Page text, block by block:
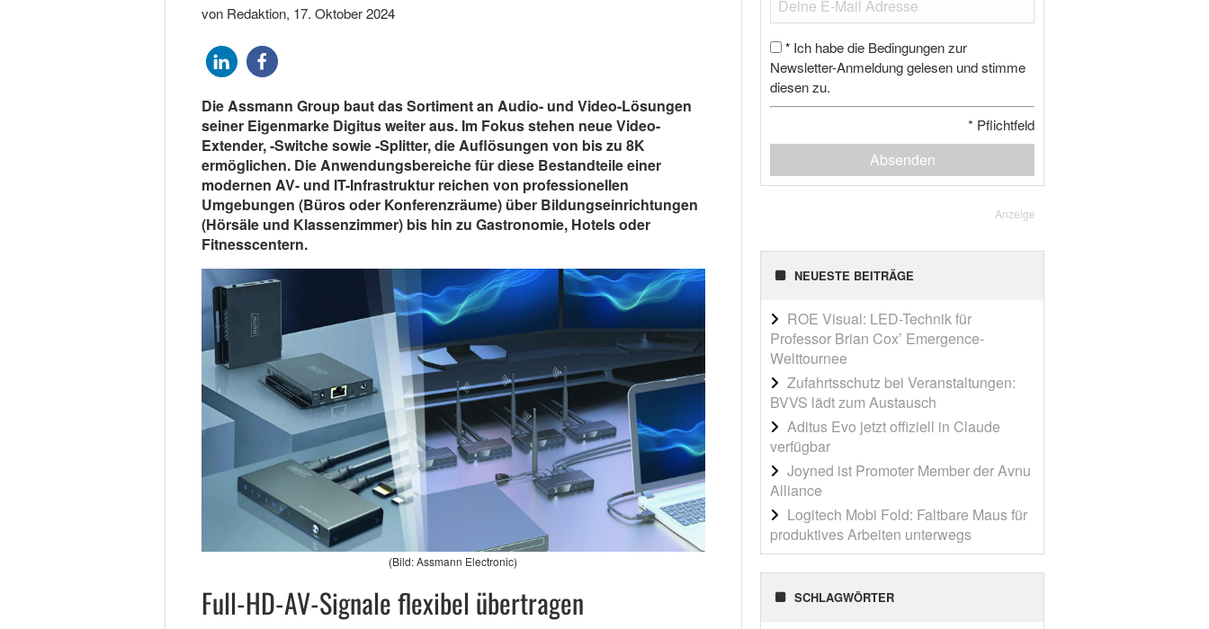
von Redaktion, 17. Oktober 2024
Die Assmann Group baut das Sortiment an Audio- und Video-Lösungen
seiner Eigenmarke Digitus weiter aus. Im Fokus stehen neue Video-
Extender, -Switche sowie -Splitter, die Auflösungen von bis zu 8K
ermöglichen. Die Anwendungsbereiche für diese Bestandteile einer
modernen AV- und IT-Infrastruktur reichen von professionellen
Umgebungen (Büros oder Konferenzräume) über Bildungseinrichtungen
(Hörsäle und Klassenzimmer) bis hin zu Gastronomie, Hotels oder
Fitnesscentern.
(Bild: Assmann Electronic)
Full-HD-AV-Signale flexibel übertragen
* Ich habe die Bedingungen zur
Newsletter-Anmeldung gelesen und stimme
diesen zu.
* Pflichtfeld
Absenden
Anzeige
NEUESTE BEITRÄGE
ROE Visual: LED-Technik für
Professor Brian Cox’ Emergence-
Welttournee
Zufahrtsschutz bei Veranstaltungen:
BVVS lädt zum Austausch
Aditus Evo jetzt offiziell in Claude
verfügbar
Joyned ist Promoter Member der Avnu
Alliance
Logitech Mobi Fold: Faltbare Maus für
produktives Arbeiten unterwegs
SCHLAGWÖRTER